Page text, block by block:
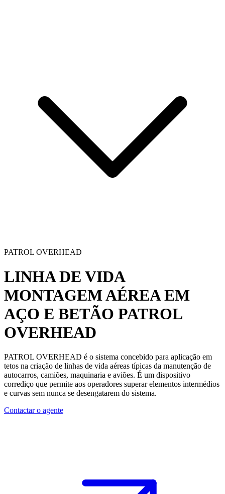
PATROL OVERHEAD
LINHA DE VIDA
MONTAGEM AÉREA EM
AÇO E BETÃO PATROL
OVERHEAD
PATROL OVERHEAD é o sistema concebido para aplicação em
tetos na criação de linhas de vida aéreas típicas da manutenção de
autocarros, camiões, maquinaria e aviões. É um dispositivo
corrediço que permite aos operadores superar elementos intermédios
e curvas sem nunca se desengatarem do sistema.
Contactar o agente